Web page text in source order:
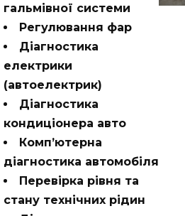
гальмівної системи
Регулювання фар
Діагностика
електрики
(автоелектрик)
Діагностика
кондиціонера авто
Комп’ютерна
діагностика автомобіля
Перевірка рівня та
стану технічних рідин